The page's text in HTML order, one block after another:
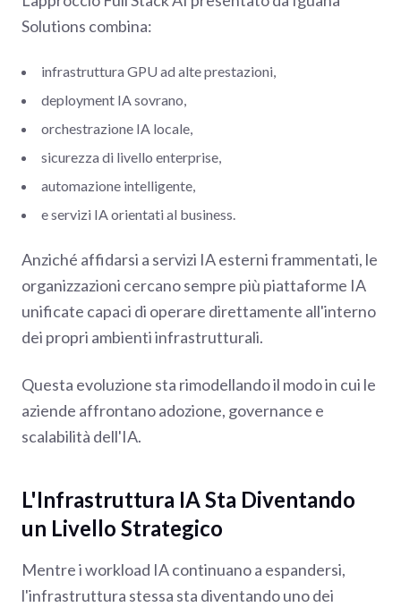
Solutions combina:
infrastruttura GPU ad alte prestazioni,
deployment IA sovrano,
orchestrazione IA locale,
sicurezza di livello enterprise,
automazione intelligente,
e servizi IA orientati al business.
Anziché affidarsi a servizi IA esterni frammentati, le
organizzazioni cercano sempre più piattaforme IA
unificate capaci di operare direttamente all'interno
dei propri ambienti infrastrutturali.
Questa evoluzione sta rimodellando il modo in cui le
aziende affrontano adozione, governance e
scalabilità dell'IA.
L'Infrastruttura IA Sta Diventando
un Livello Strategico
Mentre i workload IA continuano a espandersi,
l'infrastruttura stessa sta diventando uno dei